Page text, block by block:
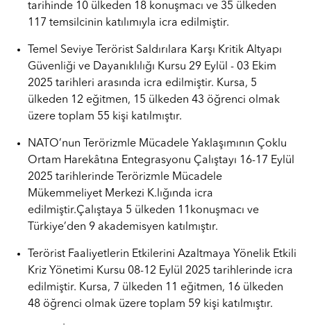
tarihinde 10 ülkeden 18 konuşmacı ve 35 ülkeden
117 temsilcinin katılımıyla icra edilmiştir.
Temel Seviye Terörist Saldırılara Karşı Kritik Altyapı
Güvenliği ve Dayanıklılığı Kursu 29 Eylül - 03 Ekim
2025 tarihleri arasında icra edilmiştir. Kursa, 5
ülkeden 12 eğitmen, 15 ülkeden 43 öğrenci olmak
üzere toplam 55 kişi katılmıştır.
NATO’nun Terörizmle Mücadele Yaklaşımının Çoklu
Ortam Harekâtına Entegrasyonu Çalıştayı 16-17 Eylül
2025 tarihlerinde Terörizmle Mücadele
Mükemmeliyet Merkezi K.lığında icra
edilmiştir.Çalıştaya 5 ülkeden 11konuşmacı ve
Türkiye’den 9 akademisyen katılmıştır.
Terörist Faaliyetlerin Etkilerini Azaltmaya Yönelik Etkili
Kriz Yönetimi Kursu 08-12 Eylül 2025 tarihlerinde icra
edilmiştir. Kursa, 7 ülkeden 11 eğitmen, 16 ülkeden
48 öğrenci olmak üzere toplam 59 kişi katılmıştır.